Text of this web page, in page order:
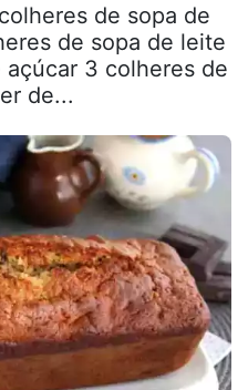
de sopa de
de sopa de leite
3 colheres de
de...